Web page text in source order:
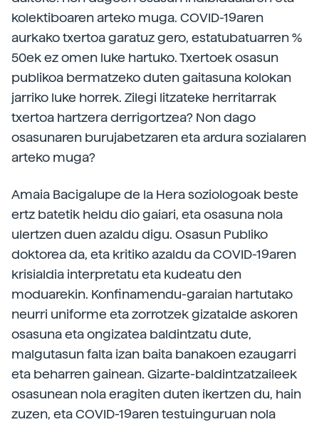
kolektiboaren arteko muga. COVID-19aren
aurkako txertoa garatuz gero, estatubatuarren %
50ek ez omen luke hartuko. Txertoek osasun
publikoa bermatzeko duten gaitasuna kolokan
jarriko luke horrek. Zilegi litzateke herritarrak
txertoa hartzera derrigortzea? Non dago
osasunaren burujabetzaren eta ardura sozialaren
arteko muga?
Amaia Bacigalupe de la Hera soziologoak beste
ertz batetik heldu dio gaiari, eta osasuna nola
ulertzen duen azaldu digu. Osasun Publiko
doktorea da, eta kritiko azaldu da COVID-19aren
krisialdia interpretatu eta kudeatu den
moduarekin. Konfinamendu-garaian hartutako
neurri uniforme eta zorrotzek gizatalde askoren
osasuna eta ongizatea baldintzatu dute,
malgutasun falta izan baita banakoen ezaugarri
eta beharren gainean. Gizarte-baldintzatzaileek
osasunean nola eragiten duten ikertzen du, hain
zuzen, eta COVID-19aren testuinguruan nola